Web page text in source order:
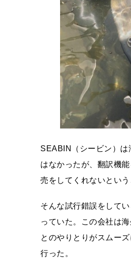
SEABIN（シービン）
はなかったが、翻訳機
売をしてくれないとい
そんな試行錯誤をして
っていた。この会社は
とのやりとりがスムー
行った。